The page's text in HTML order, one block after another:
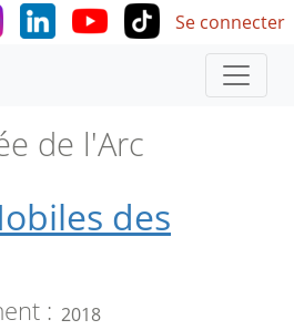
User
Se connecter
de l'Arc
des
2018